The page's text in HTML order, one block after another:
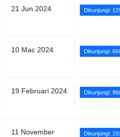
21 Jun 2024 Dikunjungi:
10 Mac 2024 Dikunjungi:
19 Februari 2024 Dikunjungi:
11 November
Dikunjungi: